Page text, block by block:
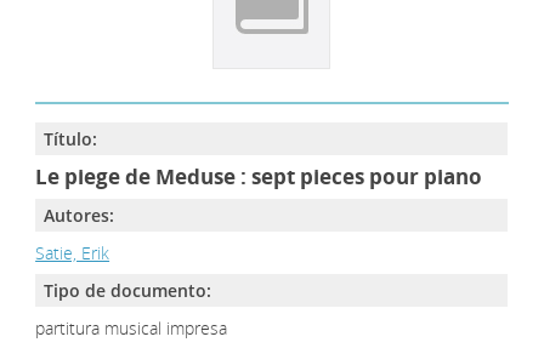
Título:
Le piege de Meduse : sept pieces pour piano
Autores:
Satie, Erik
Tipo de documento:
partitura musical impresa